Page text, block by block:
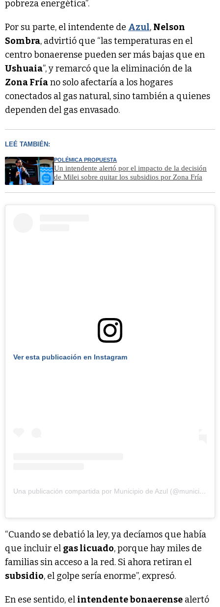
pobreza energética”.
Por su parte, el intendente de Azul, Nelson
Sombra, advirtió que “las temperaturas en el
centro bonaerense pueden ser más bajas que en
Ushuaia”, y remarcó que la eliminación de la
Zona Fríano solo afectaría a los hogares
conectados al gas natural, sino también a quienes
dependen del gas envasado.
LEÉ TAMBIÉN:
POLÉMICA PROPUESTA
Un intendente alertó por el impacto de la decisión
de Milei sobre quitar los subsidios por Zona Fría
Ver esta publicación en Instagram
Una publicación compartida por Municipio de Azul (@municipiodeazul)
“Cuando se debatió la ley, ya decíamos que había
que incluir el gas licuado, porque hay miles de
familias sin acceso a la red. Si ahora retiran el
subsidio, el golpe sería enorme”, expresó.
En ese sentido, el intendente bonaerense alertó